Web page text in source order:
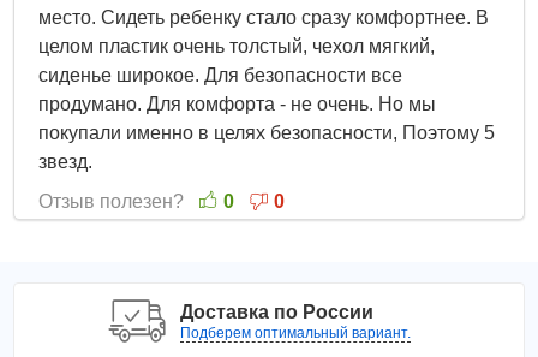
место. Сидеть ребенку стало сразу комфортнее. В
целом пластик очень толстый, чехол мягкий,
сиденье широкое. Для безопасности все
продумано. Для комфорта - не очень. Но мы
покупали именно в целях безопасности, Поэтому 5
звезд.
Отзыв полезен?
0 0
Доставка по России
Подберем оптимальный вариант.